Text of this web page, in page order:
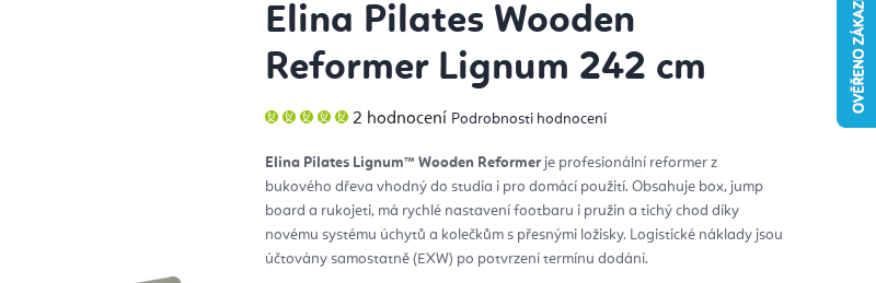
Elina Pilates Wooden
Reformer Lignum 242 cm
Průměrné
hodnocení
5,0
5
hvězdiček.
2 hodnocení Podrobnosti hodnocení
Elina Pilates Lignum™ Wooden Reformer je profesionální reformer z
bukového dřeva vhodný do studia i pro domácí použití. Obsahuje box, jump
board a rukojeti, má rychlé nastavení footbaru i pružin a tichý chod díky
novému systému úchytů a kolečkům s přesnými ložisky. Logistické náklady jsou
účtovány samostatně (EXW) po potvrzení termínu dodání.